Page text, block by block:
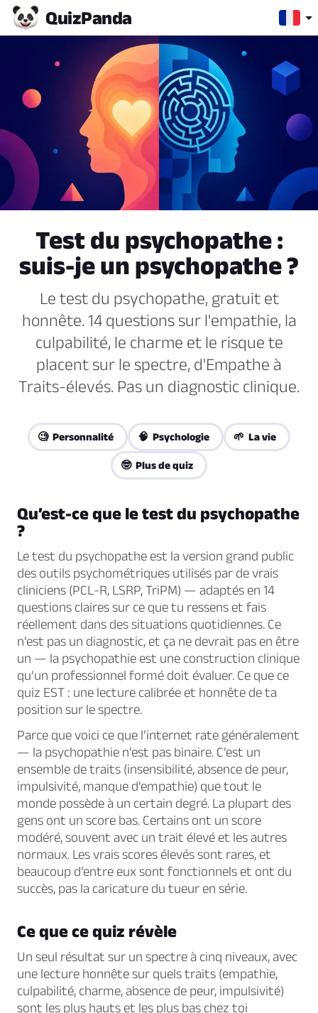
QuizPanda
Test du psychopathe :
suis-je un psychopathe ?
Le test du psychopathe, gratuit et
honnête. 14 questions sur l'empathie, la
culpabilité, le charme et le risque te
placent sur le spectre, d'Empathe à
Traits-élevés. Pas un diagnostic clinique.
🧐 Personnalité 🧠 Psychologie 🌱 La vie
🤓 Plus de quiz
Qu’est-ce que le test du psychopathe
?
Le test du psychopathe est la version grand public
des outils psychométriques utilisés par de vrais
cliniciens (PCL-R, LSRP, TriPM) — adaptés en 14
questions claires sur ce que tu ressens et fais
réellement dans des situations quotidiennes. Ce
n’est pas un diagnostic, et ça ne devrait pas en être
un — la psychopathie est une construction clinique
qu’un professionnel formé doit évaluer. Ce que ce
quiz EST : une lecture calibrée et honnête de ta
position sur le spectre.
Parce que voici ce que l’internet rate généralement
— la psychopathie n’est pas binaire. C’est un
ensemble de traits (insensibilité, absence de peur,
impulsivité, manque d’empathie) que tout le
monde possède à un certain degré. La plupart des
gens ont un score bas. Certains ont un score
modéré, souvent avec un trait élevé et les autres
normaux. Les vrais scores élevés sont rares, et
beaucoup d’entre eux sont fonctionnels et ont du
succès, pas la caricature du tueur en série.
Ce que ce quiz révèle
Un seul résultat sur un spectre à cinq niveaux, avec
une lecture honnête sur quels traits (empathie,
culpabilité, charme, absence de peur, impulsivité)
sont les plus hauts et les plus bas chez toi